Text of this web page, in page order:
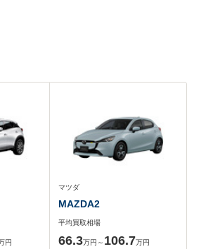
円
マツダ
MAZDA2
平均買取相場
66.3万円～ 106.7万円